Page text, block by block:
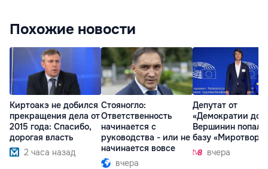
Похожие новости
Киртоакэ не добился
прекращения дела от
2015 года: Спасибо,
дорогая власть
2 часа назад
Стояногло:
Ответственность
начинается с
руководства - или не
начинается вовсе
вчера
Депутат от
«Демократии
Вершинин попал в
базу
вчера